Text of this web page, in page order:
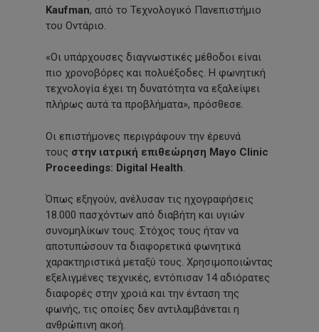
Kaufman, από το Τεχνολογικό Πανεπιστήμιο
του Οντάριο.
«Οι υπάρχουσες διαγνωστικές μέθοδοι είναι
πιο χρονοβόρες και πολυέξοδες. Η φωνητική
τεχνολογία έχει τη δυνατότητα να εξαλείψει
πλήρως αυτά τα προβλήματα», πρόσθεσε.
Οι επιστήμονες περιγράφουν την έρευνά
τους στην ιατρική επιθεώρηση Mayo Clinic
Proceedings: Digital Health
Όπως εξηγούν, ανέλυσαν τις ηχογραφήσεις
18.000 πασχόντων από διαβήτη και υγιών
συνομηλίκων τους. Στόχος τους ήταν να
αποτυπώσουν τα διαφορετικά φωνητικά
χαρακτηριστικά μεταξύ τους. Χρησιμοποιώντας
εξελιγμένες τεχνικές, εντόπισαν 14 αδιόρατες
διαφορές στην χροιά και την ένταση της
φωνής, τις οποίες δεν αντιλαμβάνεται η
ανθρώπινη ακοή.